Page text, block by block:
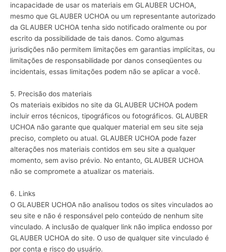
incapacidade de usar os materiais em GLAUBER UCHOA,
mesmo que GLAUBER UCHOA ou um representante autorizado
da GLAUBER UCHOA tenha sido notificado oralmente ou por
escrito da possibilidade de tais danos. Como algumas
jurisdições não permitem limitações em garantias implícitas, ou
limitações de responsabilidade por danos conseqüentes ou
incidentais, essas limitações podem não se aplicar a você.
5. Precisão dos materiais
Os materiais exibidos no site da GLAUBER UCHOA podem
incluir erros técnicos, tipográficos ou fotográficos. GLAUBER
UCHOA não garante que qualquer material em seu site seja
preciso, completo ou atual. GLAUBER UCHOA pode fazer
alterações nos materiais contidos em seu site a qualquer
momento, sem aviso prévio. No entanto, GLAUBER UCHOA
não se compromete a atualizar os materiais.
6. Links
O GLAUBER UCHOA não analisou todos os sites vinculados ao
seu site e não é responsável pelo conteúdo de nenhum site
vinculado. A inclusão de qualquer link não implica endosso por
GLAUBER UCHOA do site. O uso de qualquer site vinculado é
por conta e risco do usuário.